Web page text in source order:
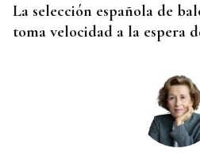
La selección española de
toma velocidad a la espera